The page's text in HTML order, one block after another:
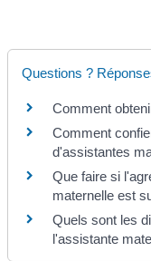
Questions ?
Comment
Comment
d'assistantes
Que faire si
maternelle est
Quels sont les
l'assistante